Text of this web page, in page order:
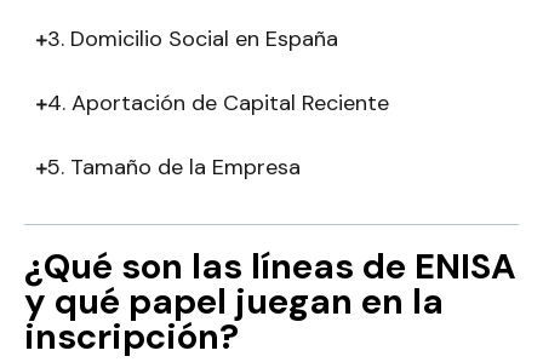
3. Domicilio Social en España
4. Aportación de Capital Reciente
5. Tamaño de la Empresa
¿Qué son las líneas de ENISA
y qué papel juegan en la
inscripción?